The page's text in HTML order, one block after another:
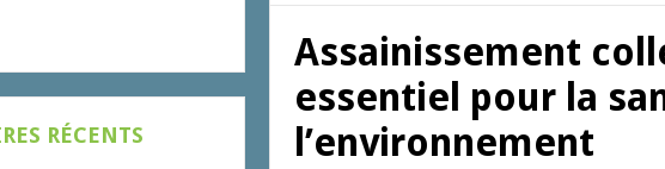
Assainissement
essentiel pour la
l’environnement
RÉCENTS